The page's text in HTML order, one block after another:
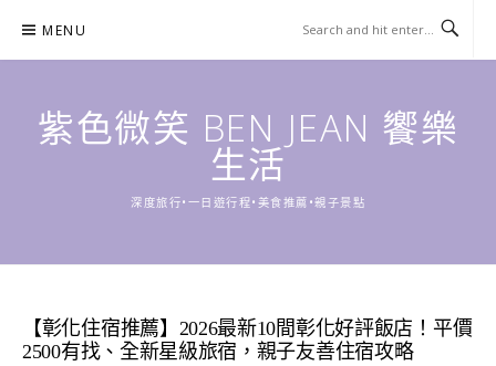
content
MENU
紫色微笑 BEN JEAN 饗樂
生活
深度旅行•一日遊行程•美食推薦•親子景點
【彰化住宿推薦】2026最新10間彰化好評飯店！平價
2500有找、全新星級旅宿，親子友善住宿攻略